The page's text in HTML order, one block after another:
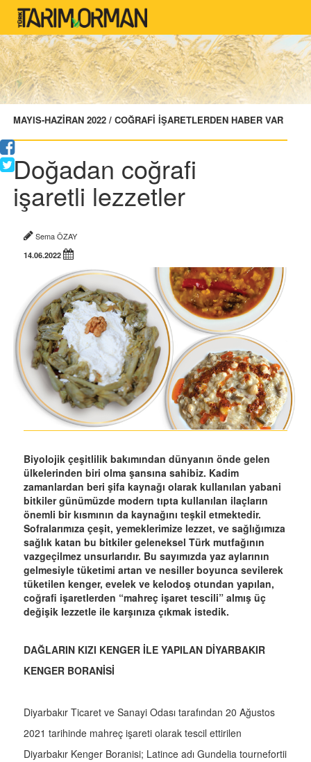
MAYIS-HAZİRAN 2022 / COĞRAFİ İŞARETLERDEN HABER VAR
Doğadan coğrafi
işaretli lezzetler
Sema ÖZAY
14.06.2022
Biyolojik çeşitlilik bakımından dünyanın önde gelen
ülkelerinden biri olma şansına sahibiz. Kadim
zamanlardan beri şifa kaynağı olarak kullanılan yabani
bitkiler günümüzde modern tıpta kullanılan ilaçların
önemli bir kısmının da kaynağını teşkil etmektedir.
Sofralarımıza çeşit, yemeklerimize lezzet, ve sağlığımıza
sağlık katan bu bitkiler geleneksel Türk mutfağının
vazgeçilmez unsurlarıdır. Bu sayımızda yaz aylarının
gelmesiyle tüketimi artan ve nesiller boyunca sevilerek
tüketilen kenger, evelek ve kelodoş otundan yapılan,
coğrafi işaretlerden “mahreç işaret tescili” almış üç
değişik lezzetle ile karşınıza çıkmak istedik.
DAĞLARIN KIZI KENGER İLE YAPILAN DİYARBAKIR
KENGER BORANİSİ
Diyarbakır Ticaret ve Sanayi Odası tarafından 20 Ağustos
2021 tarihinde mahreç işareti olarak tescil ettirilen
Diyarbakır Kenger Boranisi; Latince adı Gundelia tournefortii